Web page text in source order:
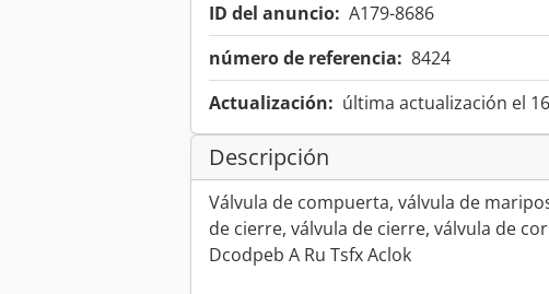
ID del anuncio: A179-8686
número de referencia: 8424
Actualización: última actualización el
Descripción
Válvula de compuerta, válvula de
de cierre, válvula de cierre, válvula de
Dcodpeb A Ru Tsfx Aclok